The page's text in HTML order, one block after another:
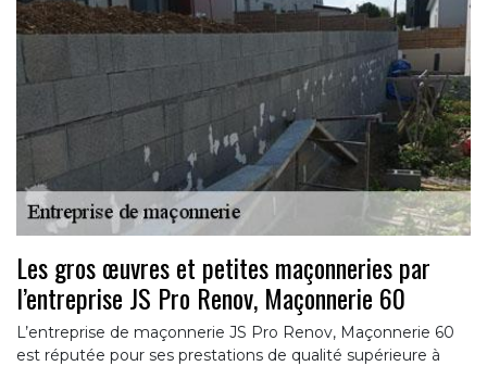
Les gros œuvres et petites maçonneries par
l’entreprise JS Pro Renov, Maçonnerie 60
L’entreprise de maçonnerie JS Pro Renov, Maçonnerie 60
est réputée pour ses prestations de qualité supérieure à